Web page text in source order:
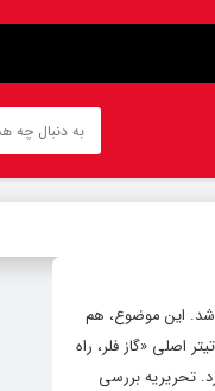
شد. این موضوع، هم
اصلی «گاز فلر، راه
تحریریه بررسی